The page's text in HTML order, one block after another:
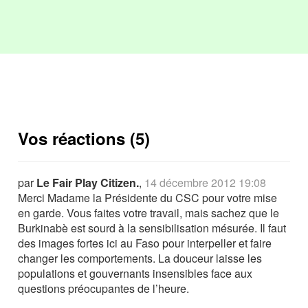
Vos réactions (5)
parLe Fair Play Citizen., 14 décembre 2012 19:08
Merci Madame la Présidente du CSC pour votre mise
en garde. Vous faites votre travail, mais sachez que le
Burkinabè est sourd à la sensibilisation mésurée. Il faut
des images fortes ici au Faso pour interpeller et faire
changer les comportements. La douceur laisse les
populations et gouvernants insensibles face aux
questions préocupantes de l’heure.